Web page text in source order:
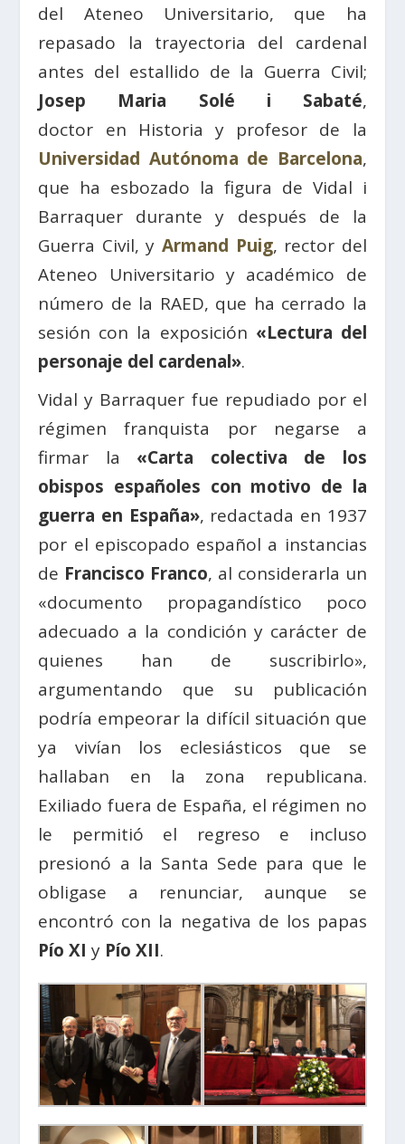
del Ateneo Universitario, que ha
repasado la trayectoria del cardenal
antes del estallido de la Guerra Civil;
Josep Maria Solé i Sabaté,
doctor en Historia y profesor de la
Universidad Autónoma de Barcelona,
que ha esbozado la figura de Vidal i
Barraquer durante y después de la
Guerra Civil, y Armand Puig, rector del
Ateneo Universitario y académico de
número de la RAED, que ha cerrado la
sesión con la exposición «Lectura del
personaje del cardenal».
Vidal y Barraquer fue repudiado por el
régimen franquista por negarse a
firmar la «Carta colectiva de los
obispos españoles con motivo de la
guerra en España», redactada en 1937
por el episcopado español a instancias
de Francisco Franco, al considerarla un
«documento propagandístico poco
adecuado a la condición y carácter de
quienes han de suscribirlo»,
argumentando que su publicación
podría empeorar la difícil situación que
ya vivían los eclesiásticos que se
hallaban en la zona republicana.
Exiliado fuera de España, el régimen no
le permitió el regreso e incluso
presionó a la Santa Sede para que le
obligase a renunciar, aunque se
encontró con la negativa de los papas
Pío XI y Pío XII.